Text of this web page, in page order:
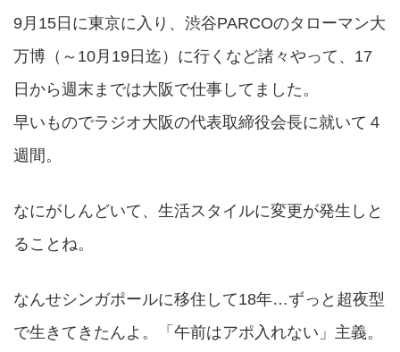
9月15日に東京に入り、渋谷PARCOのタローマン大
万博（～10月19日迄）に行くなど諸々やって、17
日から週末までは大阪で仕事してました。
早いものでラジオ大阪の代表取締役会長に就いて４
週間。
なにがしんどいて、生活スタイルに変更が発生しと
ることね。
なんせシンガポールに移住して18年…ずっと超夜型
で生きてきたんよ。「午前はアポ入れない」主義。